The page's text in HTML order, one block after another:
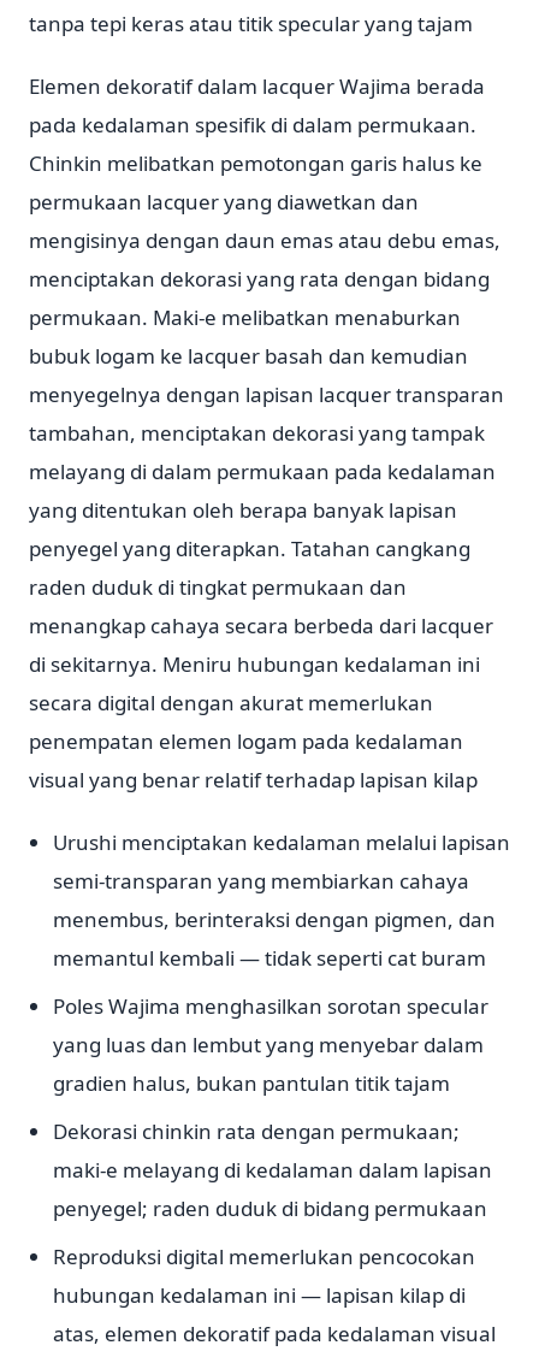
tanpa tepi keras atau titik specular yang tajam
Elemen dekoratif dalam lacquer Wajima berada
pada kedalaman spesifik di dalam permukaan.
Chinkin melibatkan pemotongan garis halus ke
permukaan lacquer yang diawetkan dan
mengisinya dengan daun emas atau debu emas,
menciptakan dekorasi yang rata dengan bidang
permukaan. Maki-e melibatkan menaburkan
bubuk logam ke lacquer basah dan kemudian
menyegelnya dengan lapisan lacquer transparan
tambahan, menciptakan dekorasi yang tampak
melayang di dalam permukaan pada kedalaman
yang ditentukan oleh berapa banyak lapisan
penyegel yang diterapkan. Tatahan cangkang
raden duduk di tingkat permukaan dan
menangkap cahaya secara berbeda dari lacquer
di sekitarnya. Meniru hubungan kedalaman ini
secara digital dengan akurat memerlukan
penempatan elemen logam pada kedalaman
visual yang benar relatif terhadap lapisan kilap
Urushi menciptakan kedalaman melalui lapisan
semi-transparan yang membiarkan cahaya
menembus, berinteraksi dengan pigmen, dan
memantul kembali — tidak seperti cat buram
Poles Wajima menghasilkan sorotan specular
yang luas dan lembut yang menyebar dalam
gradien halus, bukan pantulan titik tajam
Dekorasi chinkin rata dengan permukaan;
maki-e melayang di kedalaman dalam lapisan
penyegel; raden duduk di bidang permukaan
Reproduksi digital memerlukan pencocokan
hubungan kedalaman ini — lapisan kilap di
atas, elemen dekoratif pada kedalaman visual